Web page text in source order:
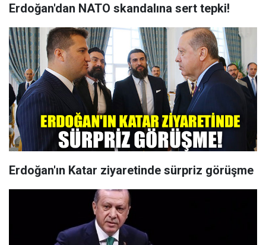
Erdoğan'dan NATO skandalına sert tepki!
Erdoğan'ın Katar ziyaretinde sürpriz görüşme